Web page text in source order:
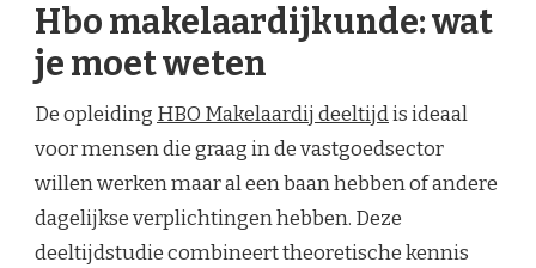
Hbo makelaardijkunde: wat
je moet weten
De opleiding HBO Makelaardij deeltijdis ideaal
voor mensen die graag in de vastgoedsector
willen werken maar al een baan hebben of andere
dagelijkse verplichtingen hebben. Deze
deeltijdstudie combineert theoretische kennis